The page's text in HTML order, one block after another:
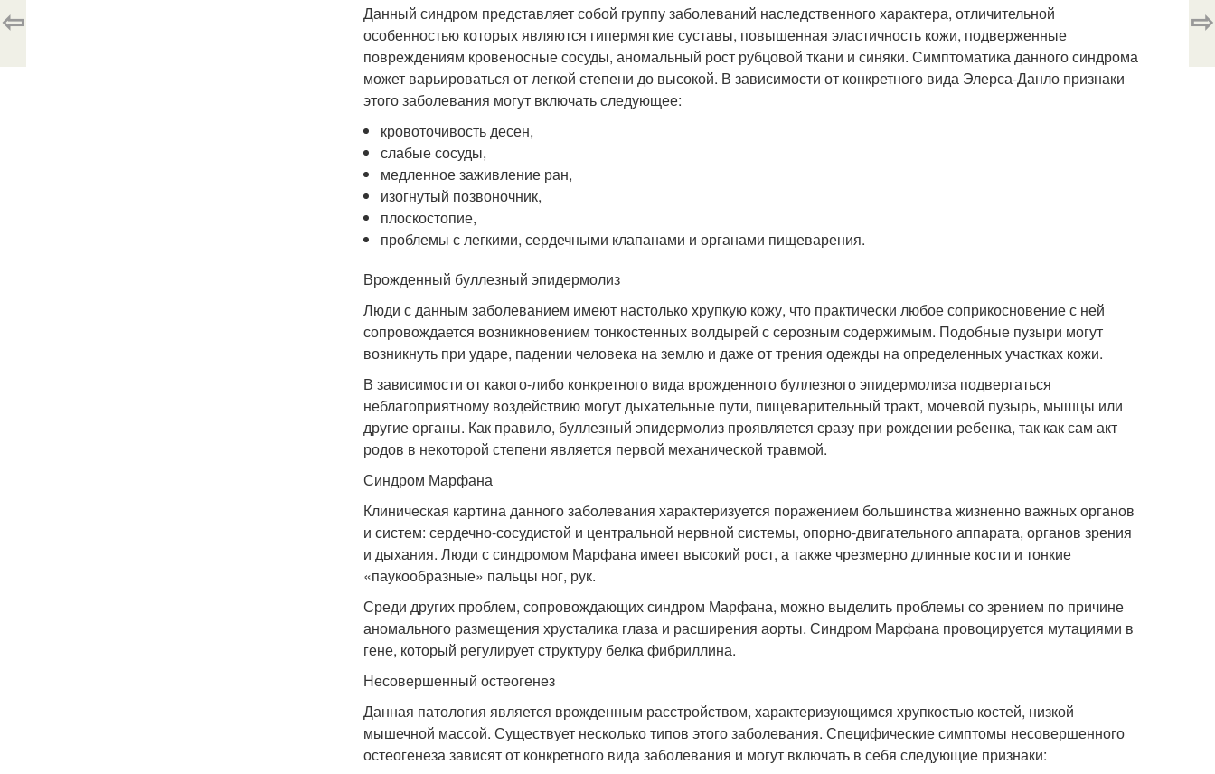
Данный синдром представляет собой группу заболеваний наследственного характера, отличительной
особенностью которых являются гипермягкие суставы, повышенная эластичность кожи, подверженные
повреждениям кровеносные сосуды, аномальный рост рубцовой ткани и синяки. Симптоматика данного синдрома
может варьироваться от легкой степени до высокой. В зависимости от конкретного вида Элерса-Данло признаки
этого заболевания могут включать следующее:
кровоточивость десен,
слабые сосуды,
медленное заживление ран,
изогнутый позвоночник,
плоскостопие,
проблемы с легкими, сердечными клапанами и органами пищеварения.
Врожденный буллезный эпидермолиз
Люди с данным заболеванием имеют настолько хрупкую кожу, что практически любое соприкосновение с ней
сопровождается возникновением тонкостенных волдырей с серозным содержимым. Подобные пузыри могут
возникнуть при ударе, падении человека на землю и даже от трения одежды на определенных участках кожи.
В зависимости от какого-либо конкретного вида врожденного буллезного эпидермолиза подвергаться
неблагоприятному воздействию могут дыхательные пути, пищеварительный тракт, мочевой пузырь, мышцы или
другие органы. Как правило, буллезный эпидермолиз проявляется сразу при рождении ребенка, так как сам акт
родов в некоторой степени является первой механической травмой.
Синдром Марфана
Клиническая картина данного заболевания характеризуется поражением большинства жизненно важных органов
и систем: сердечно-сосудистой и центральной нервной системы, опорно-двигательного аппарата, органов зрения
и дыхания. Люди с синдромом Марфана имеет высокий рост, а также чрезмерно длинные кости и тонкие
«паукообразные» пальцы ног, рук.
Среди других проблем, сопровождающих синдром Марфана, можно выделить проблемы со зрением по причине
аномального размещения хрусталика глаза и расширения аорты. Синдром Марфана провоцируется мутациями в
гене, который регулирует структуру белка фибриллина.
Несовершенный остеогенез
Данная патология является врожденным расстройством, характеризующимся хрупкостью костей, низкой
мышечной массой. Существует несколько типов этого заболевания. Специфические симптомы несовершенного
остеогенеза зависят от конкретного вида заболевания и могут включать в себя следующие признаки:
⇦ ⇨